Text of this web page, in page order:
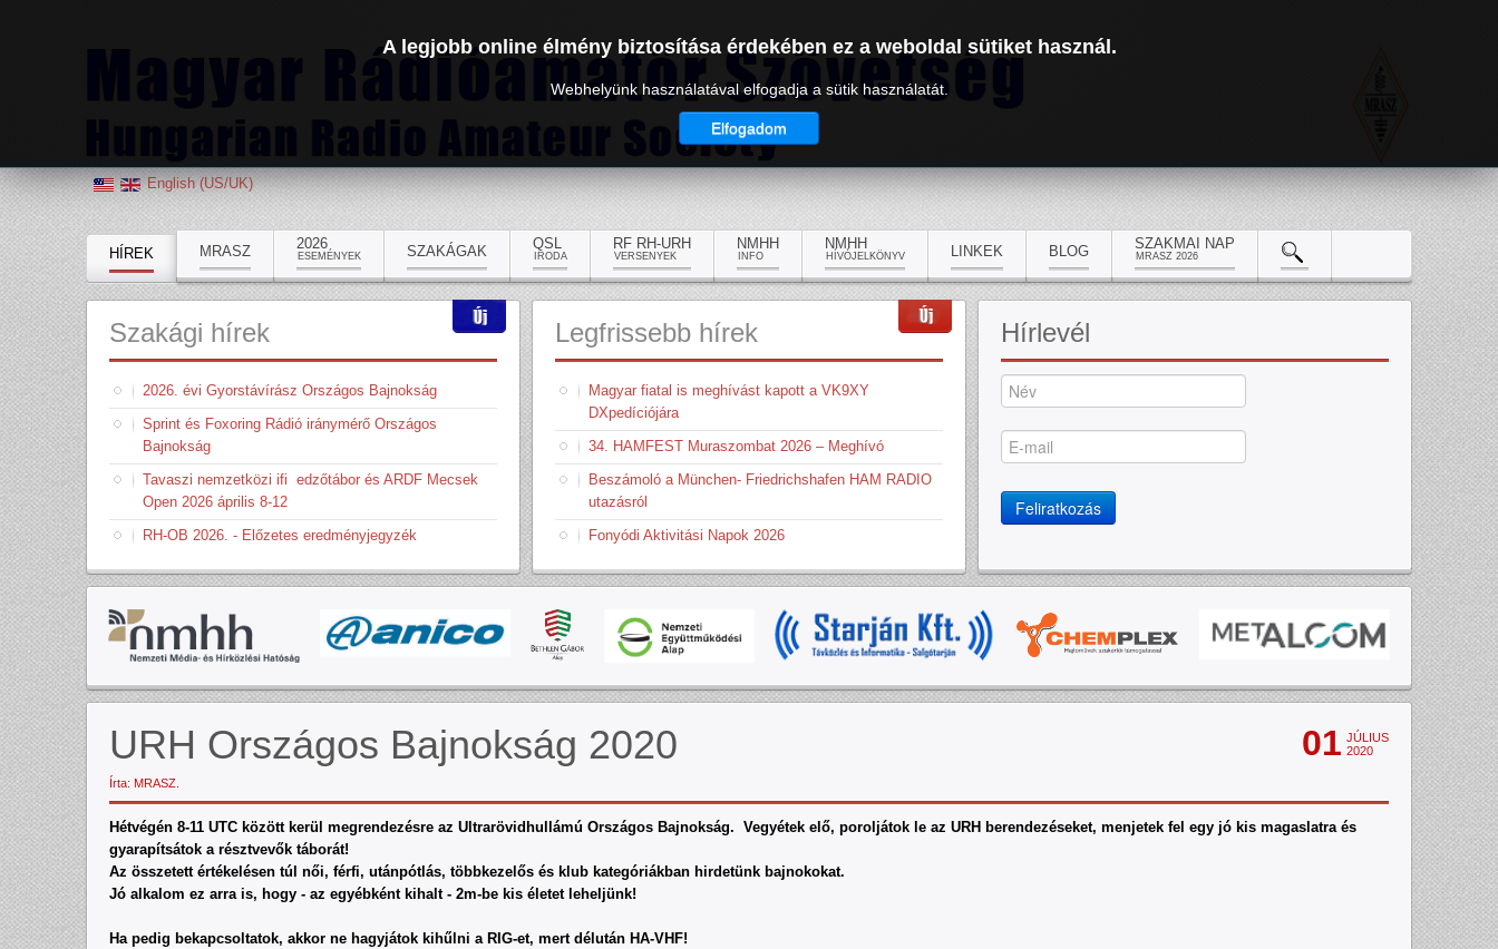
English (US/UK)
HÍREK MRASZ 2026
ESEMÉNYEK SZAKÁGAK QSL
IRODA
RF RH-URH
VERSENYEK
NMHH
INFO
NMHH
HÍVÓJELKÖNYV LINKEK BLOG SZAKMAI NAP
MRASZ 2026
Szakági hírek
2026. évi Gyorstávírász Országos Bajnokság
Sprint és Foxoring Rádió iránymérő Országos
Bajnokság
Tavaszi nemzetközi ifi edzőtábor és ARDF Mecsek
Open 2026 április 8-12
RH-OB 2026. - Előzetes eredményjegyzék
Legfrissebb hírek
Magyar fiatal is meghívást kapott a VK9XY
DXpedíciójára
34. HAMFEST Muraszombat 2026 – Meghívó
Beszámoló a München- Friedrichshafen HAM RADIO
utazásról
Fonyódi Aktivitási Napok 2026
Hírlevél
Feliratkozás
01 JÚLIUS
2020
URH Országos Bajnokság 2020
Írta: MRASZ.
Hétvégén 8-11 UTC között kerül megrendezésre az Ultrarövidhullámú Országos Bajnokság. Vegyétek elő, poroljátok le az URH berendezéseket, menjetek fel egy jó kis magaslatra és
gyarapítsátok a résztvevők táborát!
Az összetett értékelésen túl női, férfi, utánpótlás, többkezelős és klub kategóriákban hirdetünk bajnokokat.
Jó alkalom ez arra is, hogy - az egyébként kihalt - 2m-be kis életet leheljünk!
Ha pedig bekapcsoltatok, akkor ne hagyjátok kihűlni a RIG-et, mert délután HA-VHF!
A legjobb online élmény biztosítása érdekében ez a weboldal sütiket használ.
Webhelyünk használatával elfogadja a sütik használatát.
Elfogadom